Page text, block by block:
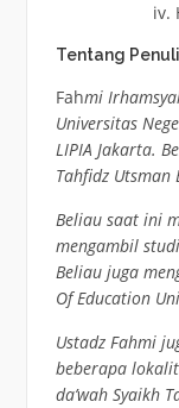
Tentang
Fahmi
Universitas
LIPIA Jakarta.
Tahfidz Utsman
Beliau saat ini
mengambil
Beliau juga
Of Education
Ustadz Fahmi
beberapa
da’wah Syaikh